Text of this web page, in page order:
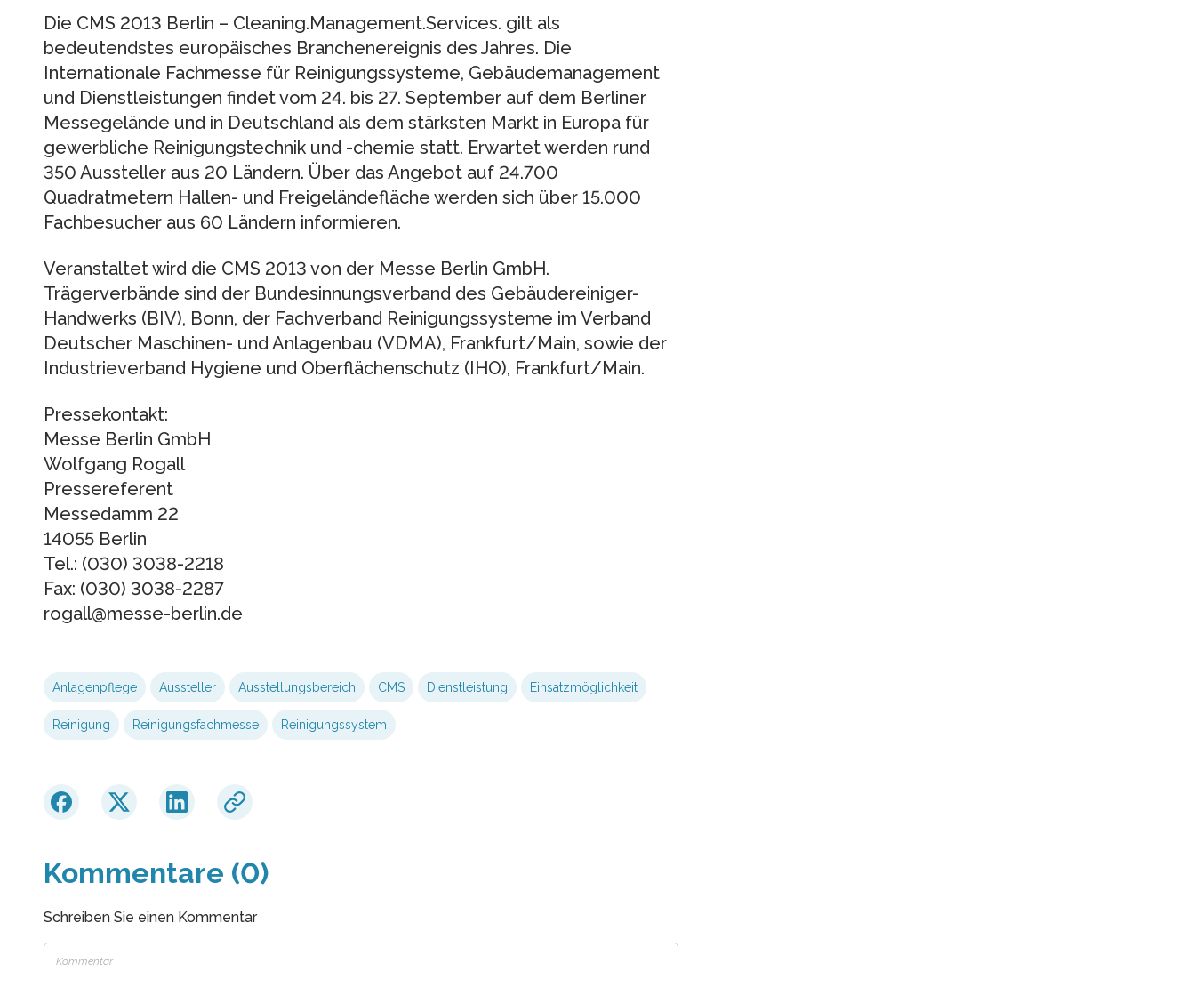
Die CMS 2013 Berlin – Cleaning.Management.Services. gilt als
bedeutendstes europäisches Branchenereignis des Jahres. Die
Internationale Fachmesse für Reinigungssysteme, Gebäudemanagement
und Dienstleistungen findet vom 24. bis 27. September auf dem Berliner
Messegelände und in Deutschland als dem stärksten Markt in Europa für
gewerbliche Reinigungstechnik und -chemie statt. Erwartet werden rund
350 Aussteller aus 20 Ländern. Über das Angebot auf 24.700
Quadratmetern Hallen- und Freigeländefläche werden sich über 15.000
Fachbesucher aus 60 Ländern informieren.
Veranstaltet wird die CMS 2013 von der Messe Berlin GmbH.
Trägerverbände sind der Bundesinnungsverband des Gebäudereiniger-
Handwerks (BIV), Bonn, der Fachverband Reinigungssysteme im Verband
Deutscher Maschinen- und Anlagenbau (VDMA), Frankfurt/Main, sowie der
Industrieverband Hygiene und Oberflächenschutz (IHO), Frankfurt/Main.
Pressekontakt:
Messe Berlin GmbH
Wolfgang Rogall
Pressereferent
Messedamm 22
14055 Berlin
Tel.: (030) 3038-2218
Fax: (030) 3038-2287
rogall@messe-berlin.de
Anlagenpflege Aussteller Ausstellungsbereich CMS Dienstleistung Einsatzmöglichkeit
Reinigung Reinigungsfachmesse Reinigungssystem
Kommentare (0)
Schreiben Sie einen Kommentar